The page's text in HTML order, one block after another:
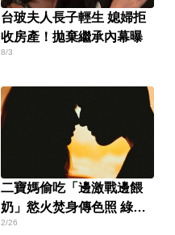
台玻夫人長子輕生 媳婦拒
收房產！拋棄繼承內幕曝
8/3
二寶媽偷吃「邊激戰邊餵
奶」慾火焚身傳色照 綠帽
尪崩潰
2/26